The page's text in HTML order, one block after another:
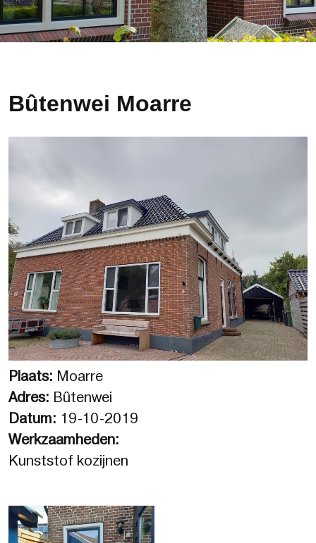
Bûtenwei Moarre
Plaats: Moarre
Adres: Bûtenwei
Datum: 19-10-2019
Werkzaamheden:
Kunststof kozijnen